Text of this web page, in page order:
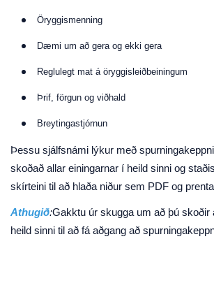
Öryggismenning
Dæmi um að gera og ekki gera
Reglulegt mat á öryggisleiðbeiningum
Þrif, förgun og viðhald
Breytingastjórnun
Þessu sjálfsnámi lýkur með
skoðað allar einingarnar í heild sinni og
skírteini til að hlaða niður sem PDF og
Athugið:Gakktu úr skugga um að þú skoðir
heild sinni til að fá aðgang að